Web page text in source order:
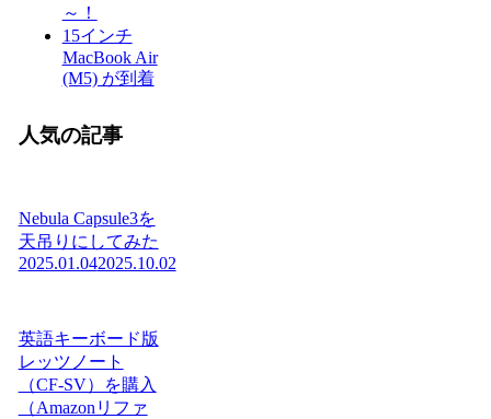
～！
15インチ
MacBook Air
(M5) が到着
人気の記事
Nebula Capsule3を
天吊りにしてみた
2025.01.042025.10.02
英語キーボード版
レッツノート
（CF-SV）を購入
（Amazonリファ